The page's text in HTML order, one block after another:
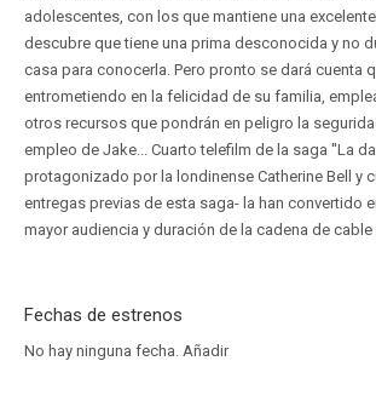
adolescentes, con los que mantiene una
descubre que tiene una prima desconocida y no
casa para conocerla. Pero pronto se dará cuenta
entrometiendo en la felicidad de su familia,
otros recursos que pondrán en peligro la
empleo de Jake... Cuarto telefilm de la saga ''La
protagonizado por la londinense Catherine Bell y
entregas previas de esta saga- la han convertido
mayor audiencia y duración de la cadena de cable
Fechas de estrenos
No hay ninguna fecha. Añadir